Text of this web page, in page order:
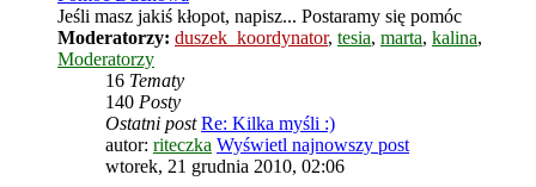
Jeśli masz jakiś kłopot, napisz... Postaramy się pomóc
Moderatorzy: duszek_koordynator, tesia, marta, kalina,
Moderatorzy
16 Tematy
140 Posty
Ostatni post Re: Kilka myśli :)
autor: riteczka Wyświetl najnowszy post
wtorek, 21 grudnia 2010, 02:06